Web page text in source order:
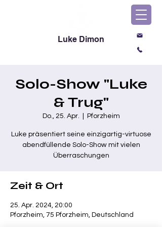
Luke Dimon
Solo-Show "Luke
& Trug"
Do., 25. Apr. Pforzheim
Luke präsentiert seine einzigartig-virtuose
abendfüllende Solo-Show mit vielen
Überraschungen
Zeit & Ort
25. Apr. 2024, 20:00
Pforzheim, 75 Pforzheim, Deutschland